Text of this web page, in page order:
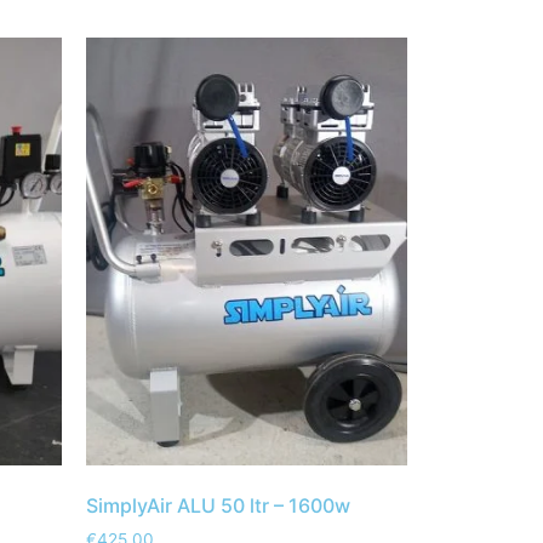
SimplyAir ALU 50 ltr – 1600w